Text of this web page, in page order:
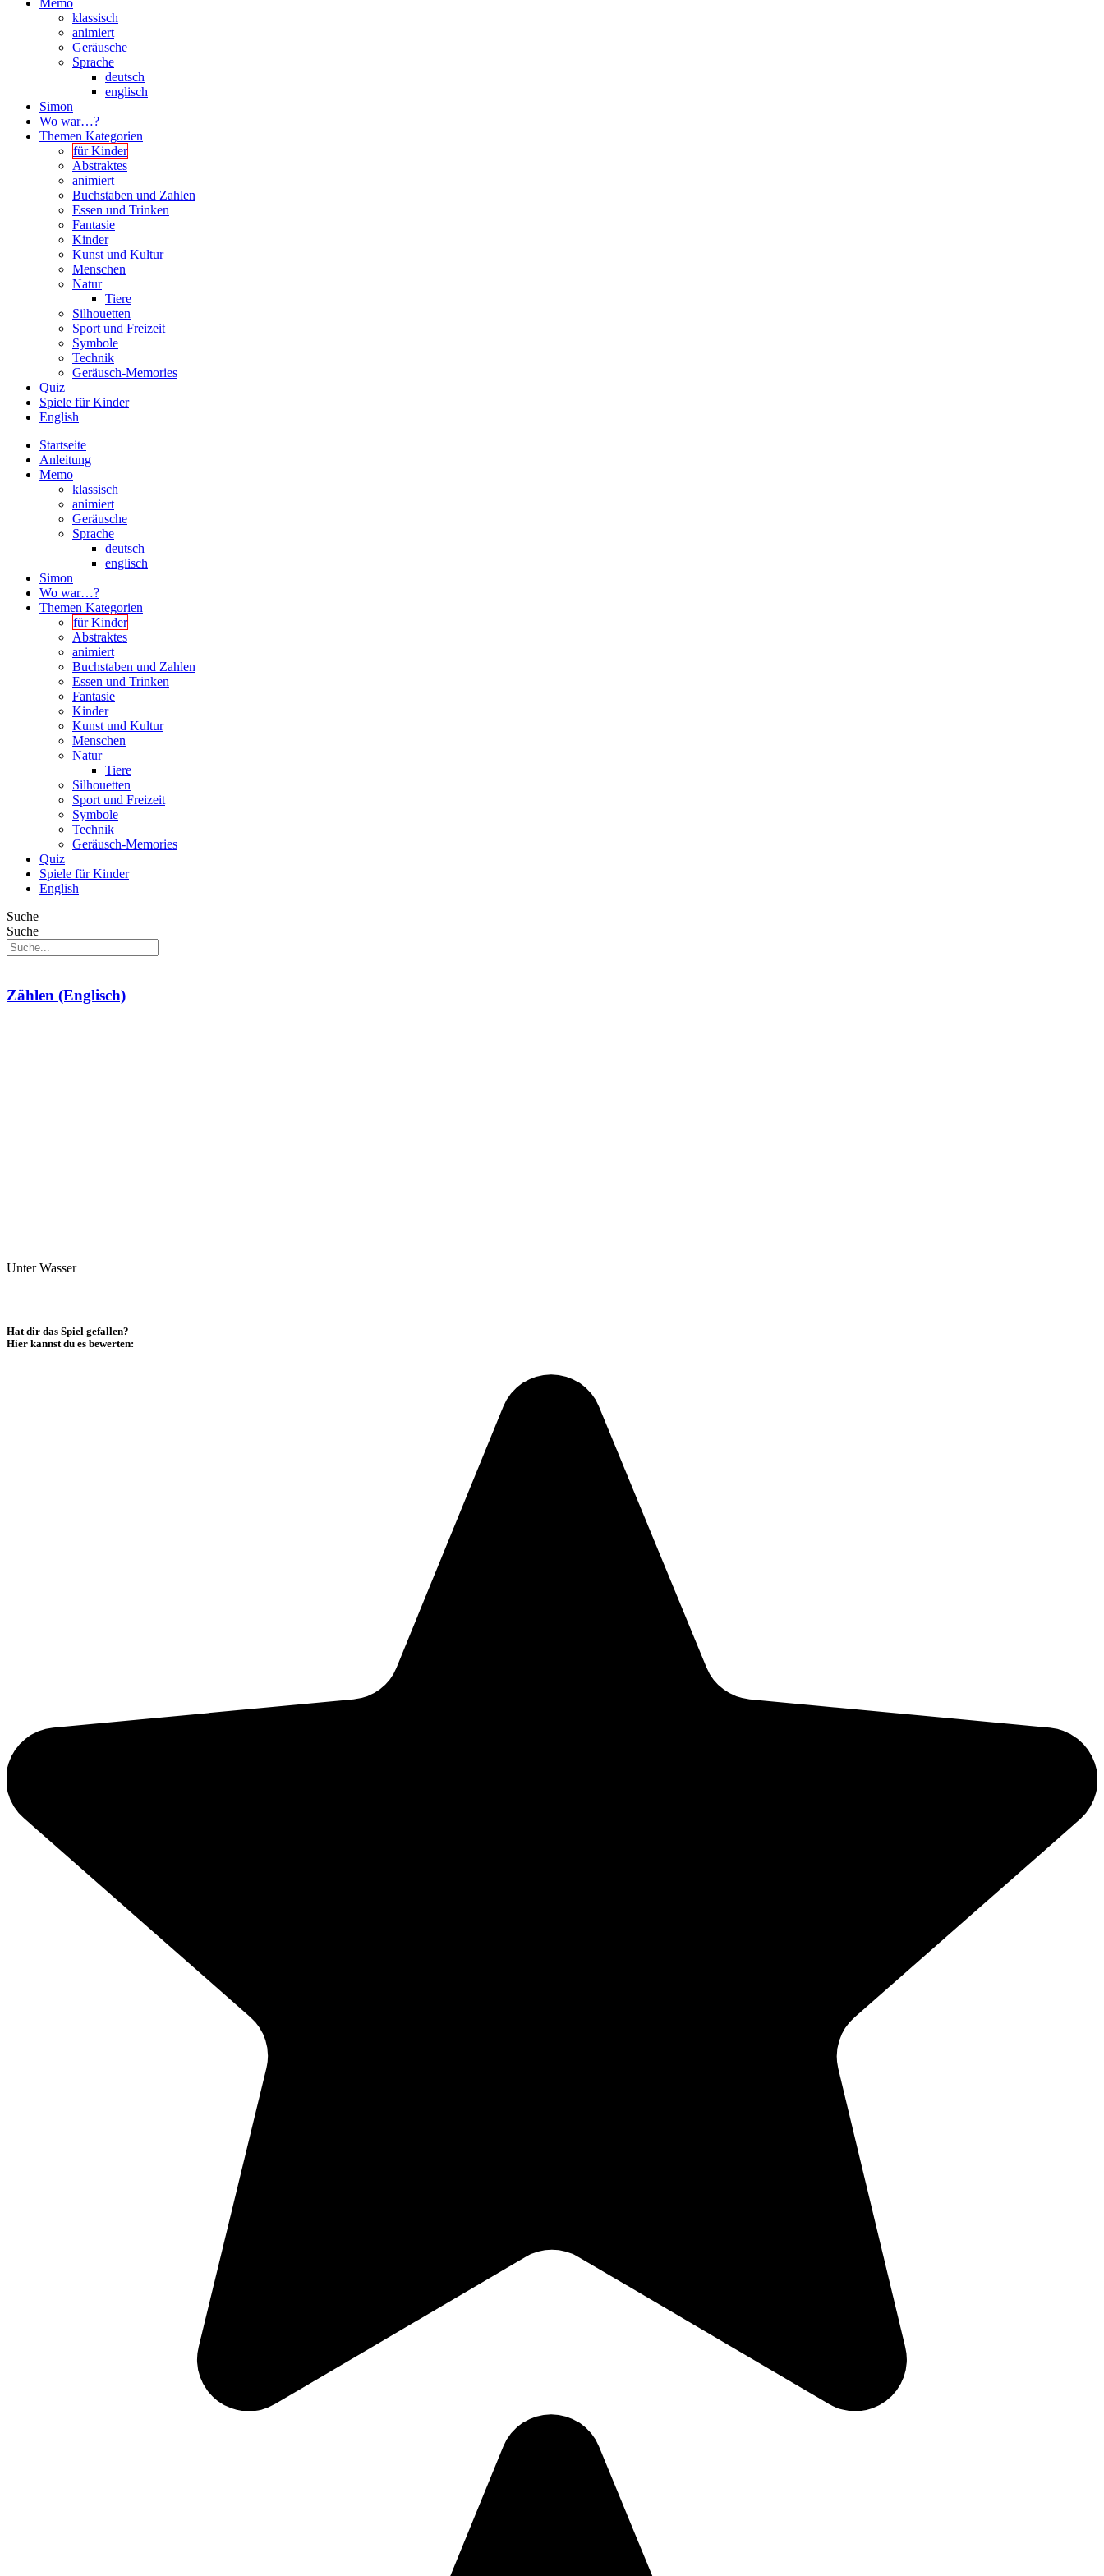
klassisch
animiert
Geräusche
Sprache
deutsch
englisch
Simon
Wo war…?
Themen Kategorien
für Kinder
Abstraktes
animiert
Buchstaben und Zahlen
Essen und Trinken
Fantasie
Kinder
Kunst und Kultur
Menschen
Natur
Tiere
Silhouetten
Sport und Freizeit
Symbole
Technik
Geräusch-Memories
Quiz
Spiele für Kinder
English
Startseite
Anleitung
Memo
klassisch
animiert
Geräusche
Sprache
deutsch
englisch
Simon
Wo war…?
Themen Kategorien
für Kinder
Abstraktes
animiert
Buchstaben und Zahlen
Essen und Trinken
Fantasie
Kinder
Kunst und Kultur
Menschen
Natur
Tiere
Silhouetten
Sport und Freizeit
Symbole
Technik
Geräusch-Memories
Quiz
Spiele für Kinder
English
Suche
Suche
Zählen (Englisch)
Unter Wasser
Hat dir das Spiel gefallen?
Hier kannst du es bewerten: